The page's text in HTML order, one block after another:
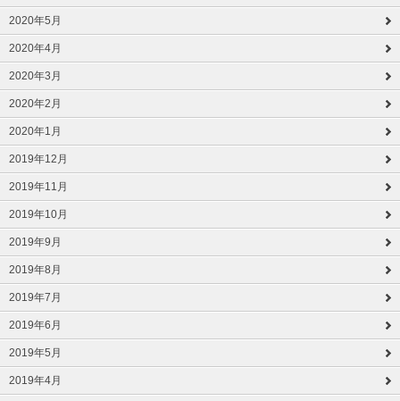
2020年5月
2020年4月
2020年3月
2020年2月
2020年1月
2019年12月
2019年11月
2019年10月
2019年9月
2019年8月
2019年7月
2019年6月
2019年5月
2019年4月